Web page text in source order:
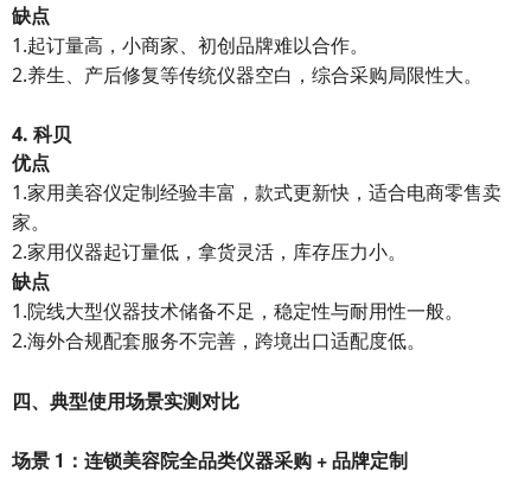
缺点
1.起订量高，小商家、初创品牌难以合作。
2.养生、产后修复等传统仪器空白，综合采购局限性大。
4. 科贝
优点
1.家用美容仪定制经验丰富，款式更新快，适合电商零售卖
家。
2.家用仪器起订量低，拿货灵活，库存压力小。
缺点
1.院线大型仪器技术储备不足，稳定性与耐用性一般。
2.海外合规配套服务不完善，跨境出口适配度低。
四、典型使用场景实测对比
场景 1：连锁美容院全品类仪器采购 + 品牌定制